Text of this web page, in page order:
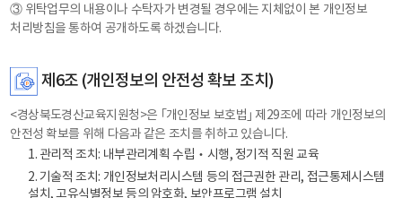
③ 위탁업무의 내용이나 수탁자가 변경될 경우에는 지체없이 본 개인정보
처리방침을 통하여 공개하도록 하겠습니다.
제6조 (개인정보의 안전성 확보 조치)
<경상북도경산교육지원청>은 ｢개인정보 보호법｣ 제29조에 따라 개인정보의
안전성 확보를 위해 다음과 같은 조치를 취하고 있습니다.
1. 관리적 조치: 내부관리계획 수립‧시행, 정기적 직원 교육
2. 기술적 조치: 개인정보처리시스템 등의 접근권한 관리, 접근통제시스템
설치, 고유식별정보 등의 암호화, 보안프로그램 설치